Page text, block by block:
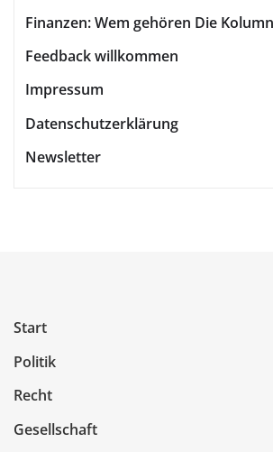
Finanzen: Wem gehören Die
Feedback willkommen
Impressum
Datenschutzerklärung
Newsletter
Start
Politik
Recht
Gesellschaft